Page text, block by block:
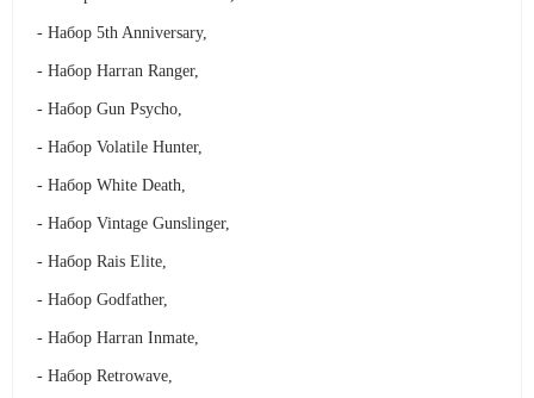
- Набор 5th Anniversary,
- Набор Harran Ranger,
- Набор Gun Psycho,
- Набор Volatile Hunter,
- Набор White Death,
- Набор Vintage Gunslinger,
- Набор Rais Elite,
- Набор Godfather,
- Набор Harran Inmate,
- Набор Retrowave,